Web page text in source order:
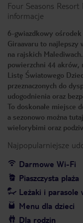
Four Seasons
informacje
6-gwiazdkowy ośrodek
Giraavaru to najlepszy
na rajskich
powierzchni 44 akrów,
Listę Światowego
przeznaczonych do
udogodnienia oraz
To doskonałe miejsce
a sezonowo można
wielorybimi oraz
Najpopularniejsze
Darmowe Wi-Fi
Piaszczysta plaża
Leżaki i parasole
Menu dla dzieci
Dla rodzin